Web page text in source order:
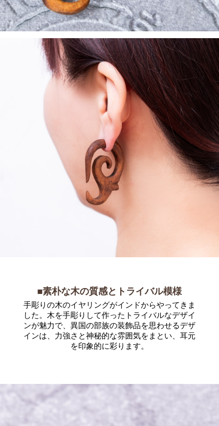
■素朴な木の質感とトライバル模様
手彫りの木のイヤリングがインドからやってきま
した。木を手彫りして作ったトライバルなデザイ
ンが魅力で、異国の部族の装飾品を思わせるデザ
インは、力強さと神秘的な雰囲気をまとい、耳元
を印象的に彩ります。